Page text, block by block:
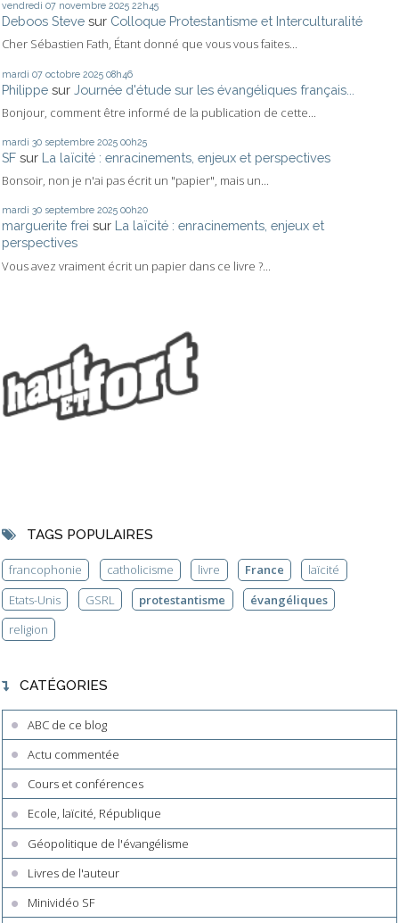
vendredi 07 novembre 2025 22h45
Deboos Steve sur Colloque Protestantisme et Interculturalité
Cher Sébastien Fath, Étant donné que vous vous faites...
mardi 07 octobre 2025 08h46
Philippe sur Journée d'étude sur les évangéliques français...
Bonjour, comment être informé de la publication de cette...
mardi 30 septembre 2025 00h25
SF sur La laïcité : enracinements, enjeux et perspectives
Bonsoir, non je n'ai pas écrit un "papier", mais un...
mardi 30 septembre 2025 00h20
marguerite frei sur La laïcité : enracinements, enjeux et
perspectives
Vous avez vraiment écrit un papier dans ce livre ?...
TAGS POPULAIRES
francophonie catholicisme livre France
laïcité
Etats-Unis
GSRL protestantisme
évangéliques
religion
CATÉGORIES
ABC de ce blog
Actu commentée
Cours et conférences
Ecole, laïcité, République
Géopolitique de l'évangélisme
Livres de l'auteur
Minividéo SF